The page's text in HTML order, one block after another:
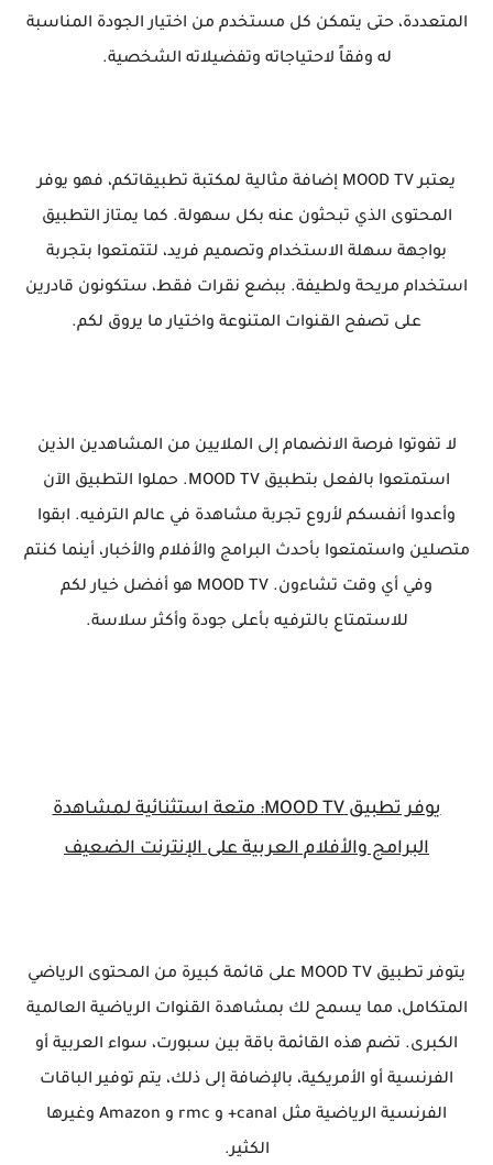
المتعددة، حتى يتمكن كل مستخدم من اختيار الجودة المناسبة
له وفقاً لاحتياجاته وتفضيلاته الشخصية.
يعتبر MOOD TV إضافة مثالية لمكتبة تطبيقاتكم، فهو يوفر
المحتوى الذي تبحثون عنه بكل سهولة. كما يمتاز التطبيق
بواجهة سهلة الاستخدام وتصميم فريد، لتتمتعوا بتجربة
استخدام مريحة ولطيفة. ببضع نقرات فقط، ستكونون قادرين
على تصفح القنوات المتنوعة واختيار ما يروق لكم.
لا تفوتوا فرصة الانضمام إلى الملايين من المشاهدين الذين
استمتعوا بالفعل بتطبيق MOOD TV. حملوا التطبيق الآن
وأعدوا أنفسكم لأروع تجربة مشاهدة في عالم الترفيه. ابقوا
متصلين واستمتعوا بأحدث البرامج والأفلام والأخبار، أينما كنتم
وفي أي وقت تشاءون. MOOD TV هو أفضل خيار لكم
للاستمتاع بالترفيه بأعلى جودة وأكثر سلاسة.
يوفر تطبيق MOOD TV: متعة استثنائية لمشاهدة
البرامج والأفلام العربية على الإنترنت الضعيف
يتوفر تطبيق MOOD TV على قائمة كبيرة من المحتوى الرياضي
المتكامل، مما يسمح لك بمشاهدة القنوات الرياضية العالمية
الكبرى. تضم هذه القائمة باقة بين سبورت، سواء العربية أو
الفرنسية أو الأمريكية، بالإضافة إلى ذلك، يتم توفير الباقات
الفرنسية الرياضية مثل canal+ و rmc و Amazon وغيرها
الكثير.